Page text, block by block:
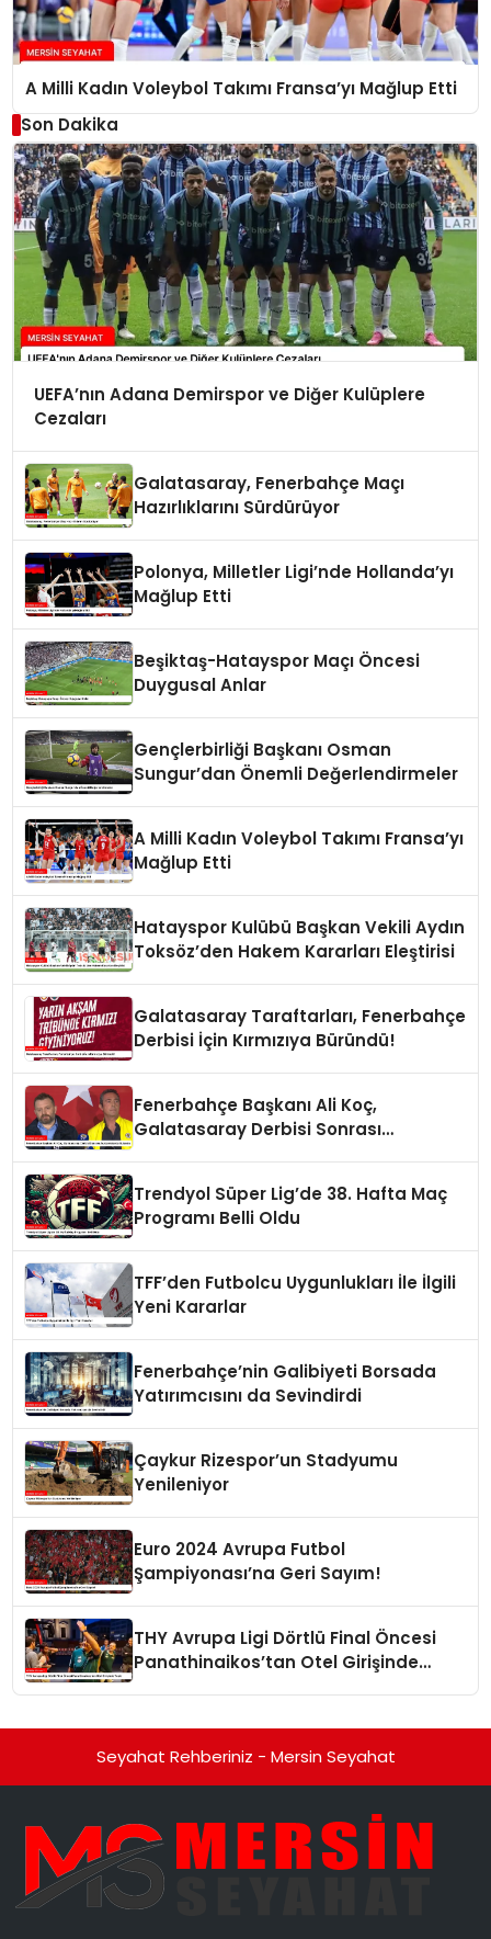
A Milli Kadın Voleybol Takımı Fransa’yı Mağlup Etti
Son Dakika
UEFA’nın Adana Demirspor ve Diğer Kulüplere
Cezaları
Galatasaray, Fenerbahçe Maçı
Hazırlıklarını Sürdürüyor
Polonya, Milletler Ligi’nde Hollanda’yı
Mağlup Etti
Beşiktaş-Hatayspor Maçı Öncesi
Duygusal Anlar
Gençlerbirliği Başkanı Osman
Sungur’dan Önemli Değerlendirmeler
A Milli Kadın Voleybol Takımı Fransa’yı
Mağlup Etti
Hatayspor Kulübü Başkan Vekili Aydın
Toksöz’den Hakem Kararları Eleştirisi
Galatasaray Taraftarları, Fenerbahçe
Derbisi İçin Kırmızıya Büründü!
Fenerbahçe Başkanı Ali Koç,
Galatasaray Derbisi Sonrası
Trendyol Süper Lig’de 38. Hafta Maç
Programı Belli Oldu
TFF’den Futbolcu Uygunlukları İle İlgili
Yeni Kararlar
Fenerbahçe’nin Galibiyeti Borsada
Yatırımcısını da Sevindirdi
Çaykur Rizespor’un Stadyumu
Yenileniyor
Euro 2024 Avrupa Futbol
Şampiyonası’na Geri Sayım!
THY Avrupa Ligi Dörtlü Final Öncesi
Panathinaikos’tan Otel Girişinde
Seyahat Rehberiniz - Mersin Seyahat